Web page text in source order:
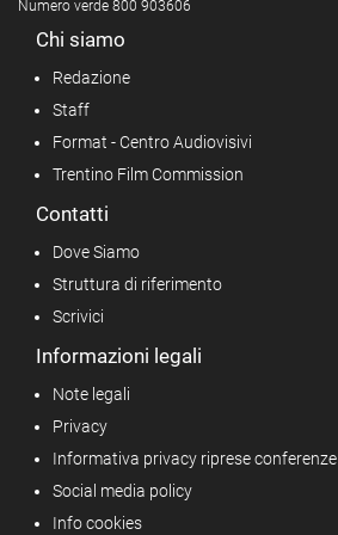
Numero verde 800 903606
Chi siamo
Redazione
Staff
Format - Centro Audiovisivi
Trentino Film Commission
Contatti
Dove Siamo
Struttura di riferimento
Scrivici
Informazioni legali
Note legali
Privacy
Informativa privacy riprese conferenze
Social media policy
Info cookies